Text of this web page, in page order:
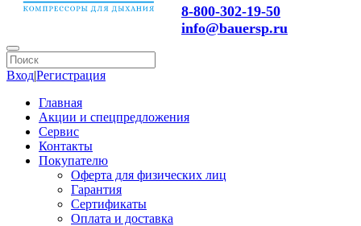
8-800-302-19-50
info@bauersp.ru
Вход|Регистрация
Главная
Акции и спецпредложения
Сервис
Контакты
Покупателю
Оферта для физических лиц
Гарантия
Сертификаты
Оплата и доставка